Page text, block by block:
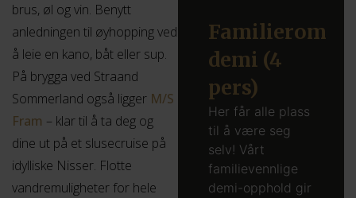
brus, øl og vin. Benytt
anledningen til øyhopping ved
å leie en kano, båt eller sup.
På brygga ved Straand
Sommerland også ligger M/S
Fram – klar til å ta deg og
dine ut på et slusecruise på
idylliske Nisser. Flotte
vandremuligheter for hele
Familierom
demi​ (4
pers)
Her får alle plass
til å være seg
selv! Vårt
familievennlige
demi-opphold gir